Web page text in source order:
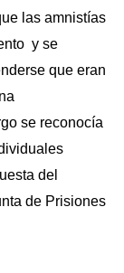
las amnistías
y se
que eran
se reconocía
del
de Prisiones